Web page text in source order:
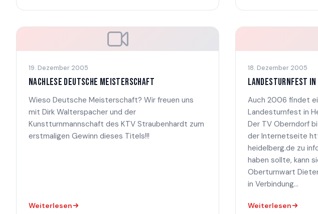
19. Dezember 2005
NACHLESE DEUTSCHE MEISTERSCHAFT
Wieso Deutsche Meisterschaft? Wir freuen uns
mit Dirk Walterspacher und der
Kunstturnmannschaft des KTV Straubenhardt zum
erstmaligen Gewinn dieses Titels!!!
Weiterlesen
18. Dezember 2005
LANDESTURNFEST
Auch 2006 findet
Landesturnfest in
Der TV Oberndorf
der Internetseite
heidelberg.de zu
haben sollte, kann
Oberturnwart
in Verbindung...
Weiterlesen